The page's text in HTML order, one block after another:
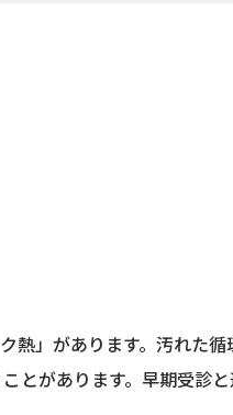
熱」があります。汚れた循
とがあります。早期受診